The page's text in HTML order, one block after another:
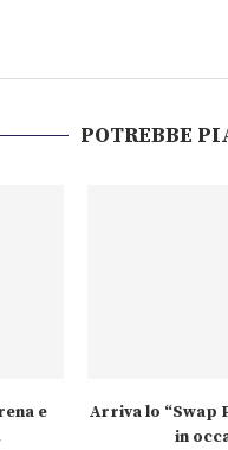
POTREBBE
e
Arriva lo “Swap
in